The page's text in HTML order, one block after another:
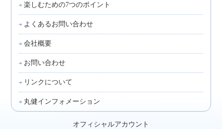
楽しむための7つのポイント
よくあるお問い合わせ
会社概要
お問い合わせ
リンクについて
丸健インフォメーション
オフィシャルアカウント